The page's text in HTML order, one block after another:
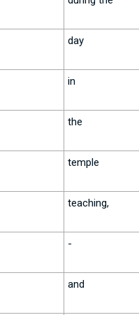
day
in
the
temple
teaching,
-
and